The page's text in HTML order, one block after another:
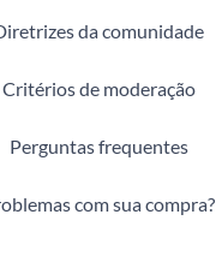
da comunidade
Critérios de moderação
Perguntas frequentes
com sua compra?